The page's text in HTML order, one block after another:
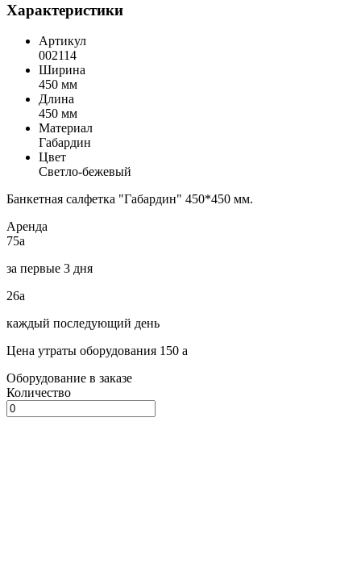
Характеристики
Артикул
002114
Ширина
450 мм
Длина
450 мм
Материал
Габардин
Цвет
Светло-бежевый
Банкетная салфетка "Габардин" 450*450 мм.
Аренда
75a
за первые 3 дня
26a
каждый последующий день
Цена утраты оборудования 150 a
Оборудование в заказе
Количество